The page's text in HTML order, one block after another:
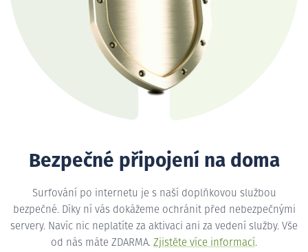
Bezpečné připojení na doma
Surfování po internetu je s naší doplňkovou službou
bezpečné. Díky ní vás dokážeme ochránit před nebezpečnými
servery. Navíc nic neplatíte za aktivaci ani za vedení služby. Vše
od nás máte ZDARMA. Zjistěte více informací.